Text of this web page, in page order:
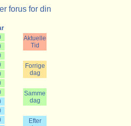
forus for din
Aktuelle
Tid
Forrige
dag
Samme
dag
Efter